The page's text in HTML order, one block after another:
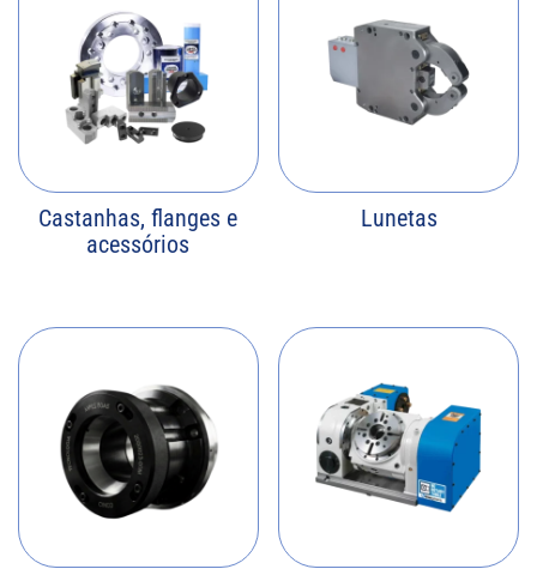
Castanhas, flanges e
acessórios
Lunetas